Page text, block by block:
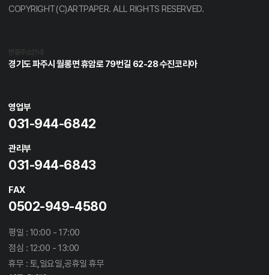
COPYRIGHT(C)ARTPAPER. ALL RIGHTS RESERVED.
경기도 파주시 월롱면 휴암로 79번길 62-28 수진코리아
영업부
031-944-6842
관리부
031-944-6843
FAX
0502-949-4580
평일 : 10:00 - 17:00
점심 : 12:00 - 13:00
휴무 : 토,일요일,공휴일 휴무